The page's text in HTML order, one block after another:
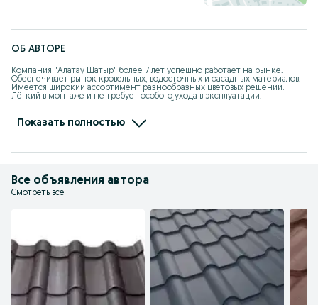
ОБ АВТОРЕ
Компания "Алатау Шатыр" более 7 лет успешно работает на рынке.
Обеспечивает рынок кровельных, водосточных и фасадных материалов.
Имеется широкий ассортимент разнообразных цветовых решений.
Лёгкий в монтаже и не требует особого ухода в эксплуатации.
кредит.
      Для нас важно качества и сервис!
Показать полностью
Все объявления автора
Смотреть все